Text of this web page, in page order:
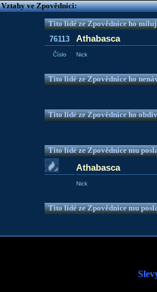
Vztahy ve Zpovědnici:
Tito lidé ze Zpovědnice ho
76113
Athabasca
Číslo Nick
Tito lidé ze Zpovědnice ho
Tito lidé ze Zpovědnice ho
Tito lidé ze Zpovědnice mu
Athabasca
Nick
Tito lidé ze Zpovědnice mu